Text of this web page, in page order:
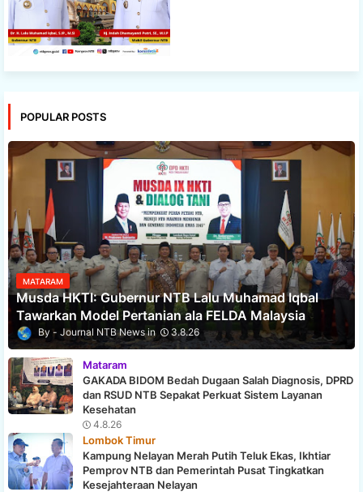
POPULAR POSTS
MATARAM
Musda HKTI: Gubernur NTB Lalu Muhamad Iqbal
Tawarkan Model Pertanian ala FELDA Malaysia
Journal NTB News 3.8.26
Mataram
GAKADA BIDOM Bedah Dugaan Salah Diagnosis, DPRD
dan RSUD NTB Sepakat Perkuat Sistem Layanan
Kesehatan
4.8.26
Lombok Timur
Kampung Nelayan Merah Putih Teluk Ekas, Ikhtiar
Pemprov NTB dan Pemerintah Pusat Tingkatkan
Kesejahteraan Nelayan